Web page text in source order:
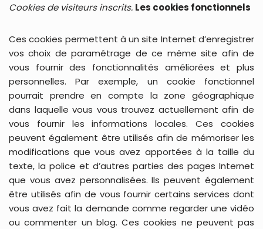
Cookies de visiteurs inscrits. Les cookies fonctionnels
Ces cookies permettent à un site Internet d’enregistrer
vos choix de paramétrage de ce même site afin de
vous fournir des fonctionnalités améliorées et plus
personnelles. Par exemple, un cookie fonctionnel
pourrait prendre en compte la zone géographique
dans laquelle vous vous trouvez actuellement afin de
vous fournir les informations locales. Ces cookies
peuvent également être utilisés afin de mémoriser les
modifications que vous avez apportées à la taille du
texte, la police et d’autres parties des pages Internet
que vous avez personnalisées. Ils peuvent également
être utilisés afin de vous fournir certains services dont
vous avez fait la demande comme regarder une vidéo
ou commenter un blog. Ces cookies ne peuvent pas